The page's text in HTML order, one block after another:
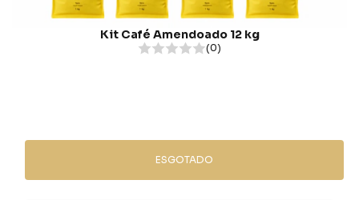
Kit Café Amendoado 12 kg
(0)
ESGOTADO